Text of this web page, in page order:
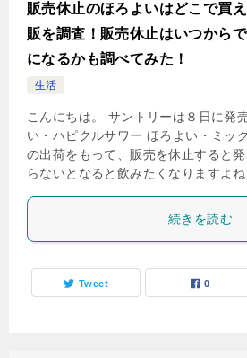
販売休止のほろよいはどこで買
販を調査！販売休止はいつから
になるかも調べてみた！
生活
こんにちは。 サントリーは８日に発
い・ハピクルサワー ほろよい・ミッ
の出荷をもって、販売を休止すると
らないとなると飲みたくなりますよ
続きを読む
Tweet 0